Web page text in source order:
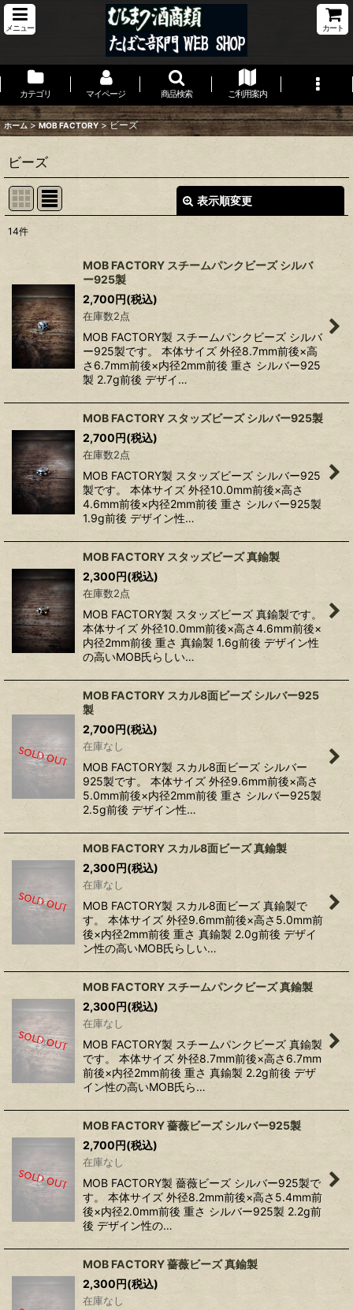
メニュー カート
カテゴリ マイページ 商品検索 ご利用案内
ホーム > MOB FACTORY > ビーズ
ビーズ
表示順変更
並び順
絞り込む
14件
MOB FACTORY スチームパンクビーズ シルバ
ー925製
2,700円(税込)
在庫数2点
MOB FACTORY製 スチームパンクビーズ シルバ
ー925製です。 本体サイズ 外径8.7mm前後×高
さ6.7mm前後×内径2mm前後 重さ シルバー925
製 2.7g前後 デザイ…
MOB FACTORY スタッズビーズ シルバー925製
2,700円(税込)
在庫数2点
MOB FACTORY製 スタッズビーズ シルバー925
製です。 本体サイズ 外径10.0mm前後×高さ
4.6mm前後×内径2mm前後 重さ シルバー925製
1.9g前後 デザイン性…
MOB FACTORY スタッズビーズ 真鍮製
2,300円(税込)
在庫数2点
MOB FACTORY製 スタッズビーズ 真鍮製です。
本体サイズ 外径10.0mm前後×高さ4.6mm前後×
内径2mm前後 重さ 真鍮製 1.6g前後 デザイン性
の高いMOB氏らしい…
MOB FACTORY スカル8面ビーズ シルバー925
製
2,700円(税込)
在庫なし
MOB FACTORY製 スカル8面ビーズ シルバー
925製です。 本体サイズ 外径9.6mm前後×高さ
5.0mm前後×内径2mm前後 重さ シルバー925製
2.5g前後 デザイン性…
MOB FACTORY スカル8面ビーズ 真鍮製
2,300円(税込)
在庫なし
MOB FACTORY製 スカル8面ビーズ 真鍮製で
す。 本体サイズ 外径9.6mm前後×高さ5.0mm前
後×内径2mm前後 重さ 真鍮製 2.0g前後 デザイ
ン性の高いMOB氏らしい…
MOB FACTORY スチームパンクビーズ 真鍮製
2,300円(税込)
在庫なし
MOB FACTORY製 スチームパンクビーズ 真鍮製
です。 本体サイズ 外径8.7mm前後×高さ6.7mm
前後×内径2mm前後 重さ 真鍮製 2.2g前後 デザ
イン性の高いMOB氏ら…
MOB FACTORY 薔薇ビーズ シルバー925製
2,700円(税込)
在庫なし
MOB FACTORY製 薔薇ビーズ シルバー925製で
す。 本体サイズ 外径8.2mm前後×高さ5.4mm前
後×内径2.0mm前後 重さ シルバー925製 2.2g前
後 デザイン性の…
MOB FACTORY 薔薇ビーズ 真鍮製
2,300円(税込)
在庫なし